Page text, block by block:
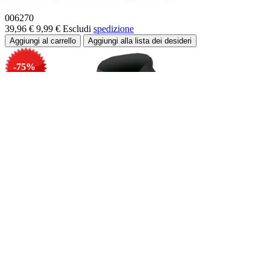
006270
39,96 € 9,99 € Escludi spedizione
-75%